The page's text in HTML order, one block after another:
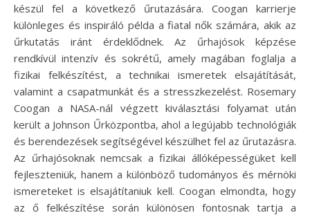
készül fel a következő űrutazására. Coogan karrierje
különleges és inspiráló példa a fiatal nők számára, akik az
űrkutatás iránt érdeklődnek. Az űrhajósok képzése
rendkívül intenzív és sokrétű, amely magában foglalja a
fizikai felkészítést, a technikai ismeretek elsajátítását,
valamint a csapatmunkát és a stresszkezelést. Rosemary
Coogan a NASA-nál végzett kiválasztási folyamat után
került a Johnson Űrközpontba, ahol a legújabb technológiák
és berendezések segítségével készülhet fel az űrutazásra.
Az űrhajósoknak nemcsak a fizikai állóképességüket kell
fejleszteniük, hanem a különböző tudományos és mérnöki
ismereteket is elsajátítaniuk kell. Coogan elmondta, hogy
az ő felkészítése során különösen fontosnak tartja a